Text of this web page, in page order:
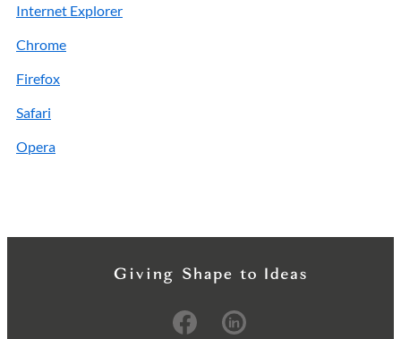
Internet Explorer
Chrome
Firefox
Safari
Opera